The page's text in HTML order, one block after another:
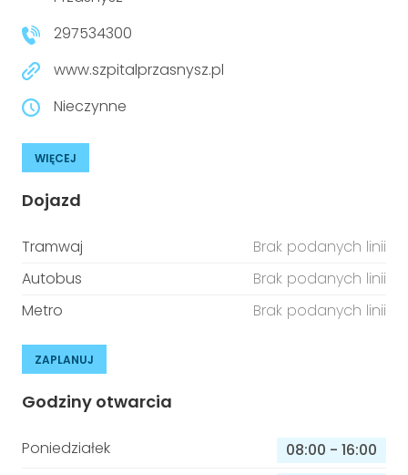
Prawo
Prawa osób z niepełnosprawnościami
Aktualności
297534300
www.szpitalprzasnysz.pl
Nieczynne
WIĘCEJ
Dojazd
Tramwaj
Brak podanych linii
Autobus
Brak podanych linii
Metro
Brak podanych linii
ZAPLANUJ
Godziny otwarcia
Poniedziałek 08:00 - 16:00